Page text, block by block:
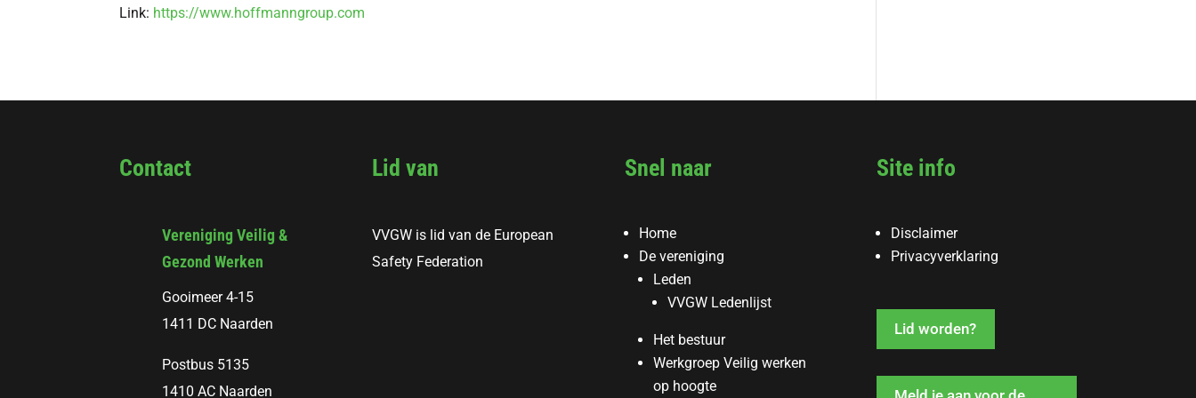
Link: https://www.hoffmanngroup.com
Contact
Vereniging Veilig &
Gezond Werken
Gooimeer 4-15
1411 DC Naarden
Postbus 5135
1410 AC Naarden
Lid van
VVGW is lid van de European
Safety Federation
Snel naar
Home
De vereniging
Leden
VVGW Ledenlijst
Het bestuur
Werkgroep Veilig werken
op hoogte
Site info
Disclaimer
Privacyverklaring
Lid worden?